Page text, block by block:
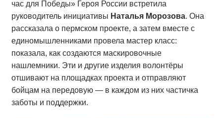
час для Победы» Героя России встретила
руководитель инициативы Наталья Морозова. Она
рассказала о пермском проекте, а затем вместе с
единомышленниками провела мастер класс:
показала, как создаются маскировочные
нашлемники. Эти и другие изделия волонтёры
отшивают на площадках проекта и отправляют
бойцам на передовую — в каждом из них частичка
заботы и поддержки.